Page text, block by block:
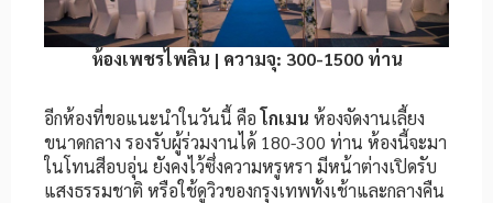
ห้องเพชรไพลิน | ความจุ: 300-1500 ท่าน
อีกห้องที่ขอแนะนำในวันนี้ คือ โกเมน ห้องจัดงานเลี้ยง
ขนาดกลาง รองรับผู้ร่วมงานได้ 180-300 ท่าน ห้องนี้จะมา
ในโทนสีอบอุ่น ยังคงไว้ซึ่งความหรูหรา มีหน้าต่างเปิดรับ
แสงธรรมชาติ หรือใช้ดูวิวของกรุงเทพทั้งเช้าและกลางคืน